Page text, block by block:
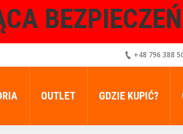
+48 796 388
OUTLET GDZIE KUPIĆ?